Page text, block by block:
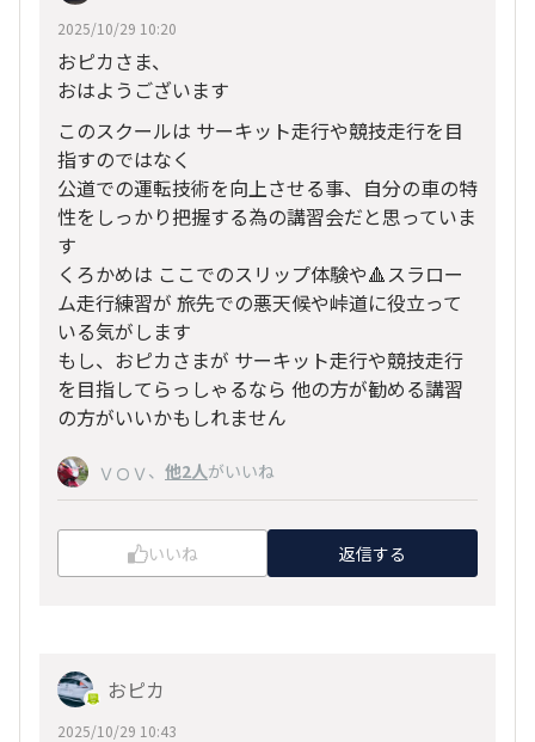
2025/10/29 10:20
おピカさま、
おはようございます
このスクールは サーキット走行や競技走行を目
指すのではなく
公道での運転技術を向上させる事、自分の車の特
性をしっかり把握する為の講習会だと思っていま
す
くろかめは ここでのスリップ体験や🔺スラロー
ム走行練習が 旅先での悪天候や峠道に役立って
いる気がします
もし、おピカさまが サーキット走行や競技走行
を目指してらっしゃるなら 他の方が勧める講習
の方がいいかもしれません
ＶＯＶ 、 他2人がいいね
いいね 返信する
おピカ
2025/10/29 10:43